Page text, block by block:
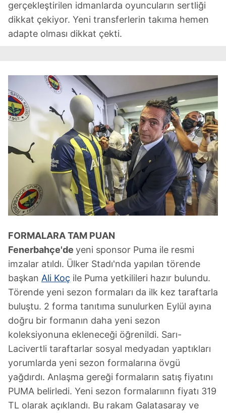
gerçekleştirilen idmanlarda oyuncuların sertliği
dikkat çekiyor. Yeni transferlerin takıma hemen
adapte olması dikkat çekti.
FORMALARATAM PUAN
Fenerbahçe'de yeni sponsor Puma ile resmi
imzalar atıldı. Ülker Stadı'nda yapılan törende
başkan Ali Koç ile Puma yetkilileri hazır bulundu.
Törende yeni sezon formaları da ilk kez taraftarla
buluştu. 2 forma tanıtıma sunulurken Eylül ayına
doğru bir formanın daha yeni sezon
koleksiyonuna ekleneceği öğrenildi. Sarı-
Lacivertli taraftarlar sosyal medyadan yaptıkları
yorumlarda yeni sezon formalarına övgü
yağdırdı. Anlaşma gereği formaların satış fiyatını
PUMA belirledi. Yeni sezon formalarıınn fiyatı 319
TL olarak açıklandı. Bu rakam Galatasaray ve